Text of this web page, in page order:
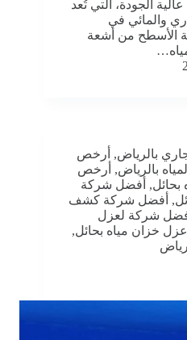
الجودة، التي تُعد
والمائي في
الأسطح من أشعة
بالرياض, أرخص
بالرياض, أرخص
بحائل, أفضل شركة
, أفضل شركة كشف
شركة لعزل
خزان مياه بحائل,